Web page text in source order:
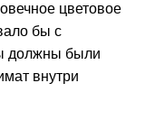
цветовое
бы с
должны были
внутри